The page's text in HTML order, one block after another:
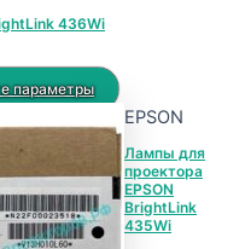
436Wi
параметры
Этот
товар
имеет
несколько
вариаций.
Опции
EPSON
Лампы для
проектора
EPSON
BrightLink
435Wi